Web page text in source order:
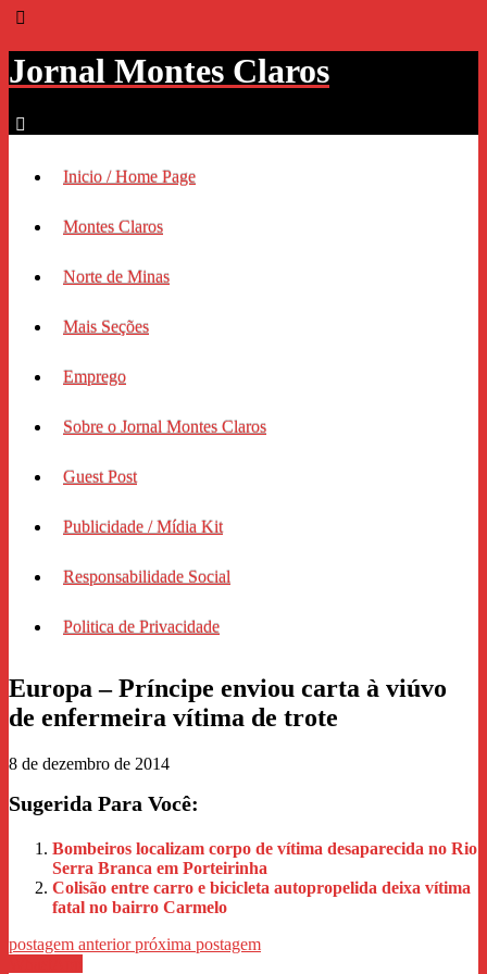
Jornal Montes Claros
Inicio / Home Page
Montes Claros
Norte de Minas
Mais Seções
Emprego
Sobre o Jornal Montes Claros
Guest Post
Publicidade / Mídia Kit
Responsabilidade Social
Politica de Privacidade
Europa – Príncipe enviou carta à viúvo
de enfermeira vítima de trote
8 de dezembro de 2014
Sugerida Para Você:
Bombeiros localizam corpo de vítima desaparecida no Rio
Serra Branca em Porteirinha
Colisão entre carro e bicicleta autopropelida deixa vítima
fatal no bairro Carmelo
postagem anteriorpróxima postagem